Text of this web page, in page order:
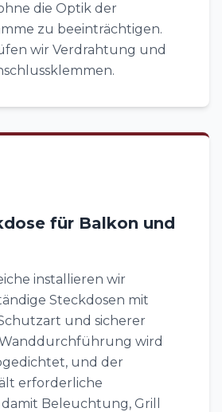
die Optik der
zu beeinträchtigen.
wir Verdrahtung und
für Balkon und
installieren wir
Steckdosen mit
und sicherer
wird
und der
erforderliche
Beleuchtung, Grill